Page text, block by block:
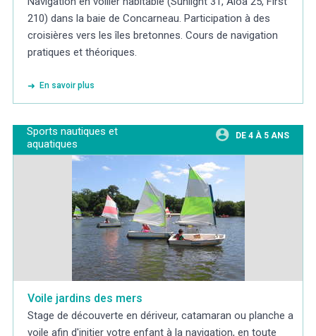
210) dans la baie de Concarneau. Participation à des
croisières vers les îles bretonnes. Cours de navigation
pratiques et théoriques.
En savoir plus
Sports nautiques et
aquatiques
DE 4 À 5 ANS
Voile jardins des mers
Stage de découverte en dériveur, catamaran ou planche a
voile afin d'initier votre enfant à la navigation, en toute